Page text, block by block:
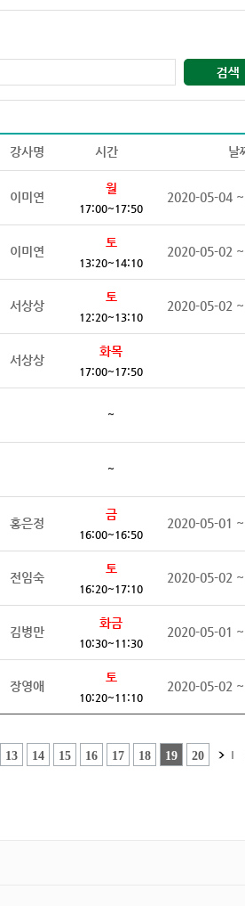
강사명 시간 날
이미연
월
17:00~17:50
2020-05-04
이미연
토
13:20~14:10
2020-05-02
서상상
토
12:20~13:10
2020-05-02
서상상
화목
17:00~17:50
~
~
홍은정
금
16:00~16:50
2020-05-01
전임숙
토
16:20~17:10
2020-05-02
김병만
화금
10:30~11:30
2020-05-01
장영애
토
10:20~11:10
2020-05-02